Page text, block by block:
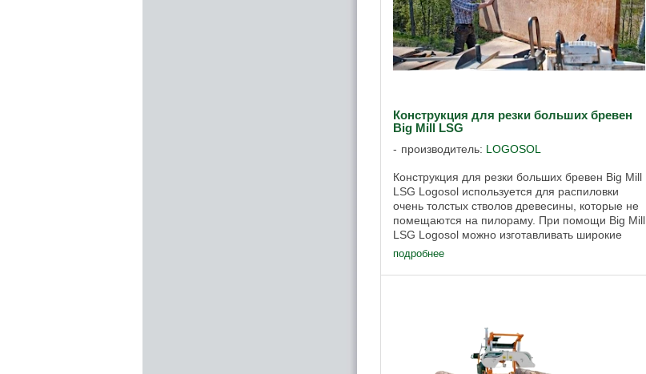
Конструкция для резки больших бревен
Big Mill LSG
производитель: LOGOSOL
Конструкция для резки больших бревен Big Mill
LSG Logosol используется для распиловки
очень толстых стволов древесины, которые не
помещаются на пилораму. При помощи Big Mill
LSG Logosol можно изготавливать широкие
неструганые доски, которые затем ...
подробнее